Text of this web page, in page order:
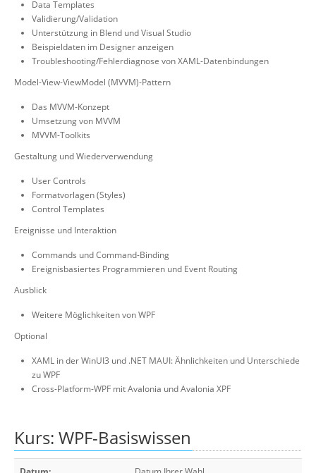
Data Templates
Validierung/Validation
Unterstützung in Blend und Visual Studio
Beispieldaten im Designer anzeigen
Troubleshooting/Fehlerdiagnose von XAML-Datenbindungen
Model-View-ViewModel (MVVM)-Pattern
Das MVVM-Konzept
Umsetzung von MVVM
MVVM-Toolkits
Gestaltung und Wiederverwendung
User Controls
Formatvorlagen (Styles)
Control Templates
Ereignisse und Interaktion
Commands und Command-Binding
Ereignisbasiertes Programmieren und Event Routing
Ausblick
Weitere Möglichkeiten von WPF
Optional
XAML in der WinUI3 und .NET MAUI: Ähnlichkeiten und Unterschiede
zu WPF
Cross-Platform-WPF mit Avalonia und Avalonia XPF
Kurs: WPF-Basiswissen